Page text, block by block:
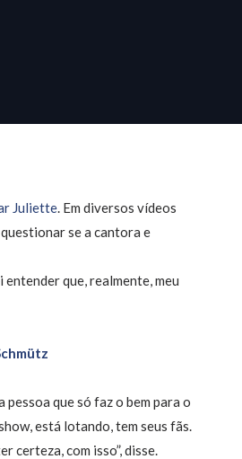
Juliette. Em diversos vídeos
se a cantora e
que, realmente, meu
pessoa que só faz o bem para o
está lotando, tem seus fãs.
certeza, com isso”, disse.